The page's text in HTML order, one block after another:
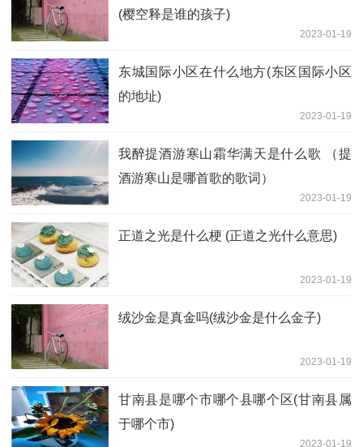
(樱空释是谁的孩子)
2023-01-19
东城国际小区在什么地方(东区国际小区
的地址)
2023-01-19
我醉提酒游寒山霜华满天是什么歌 （提
酒游寒山是哪首歌的歌词）
2023-01-19
正道之光是什么梗 (正道之光什么意思)
2023-01-19
绒沙金是真金吗(绒沙金是什么金子)
2023-01-19
甘南县是哪个市哪个县哪个区(甘南县属
于哪个市)
2023-01-19